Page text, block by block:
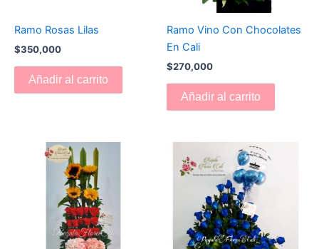
Ramo Rosas Lilas
$350,000
Añadir al carrito
Ramo Vino Con Chocolates
En Cali
$270,000
Añadir al carrito